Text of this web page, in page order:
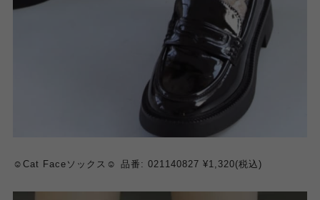
☺️Cat Faceソックス☺️ 品番: 021140827 ¥1,320(税込)